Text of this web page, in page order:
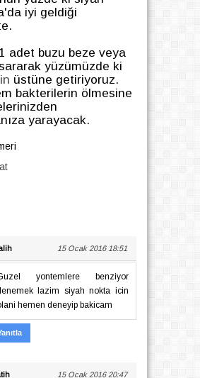
iyi geldiği
adet buzu beze veya
yüzümüzde ki
üstüne getiriyoruz.
bakterilerin ölmesine
yarayacak.
15 Ocak 2016 18:51
yontemlere benziyor
lazim siyah nokta icin
hemen deneyip bakicam
15 Ocak 2016 20:47